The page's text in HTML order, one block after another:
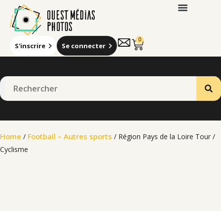
S'inscrire Se connecter
0
Home / Football – Autres sports / Région Pays de la Loire Tour /
Cyclisme